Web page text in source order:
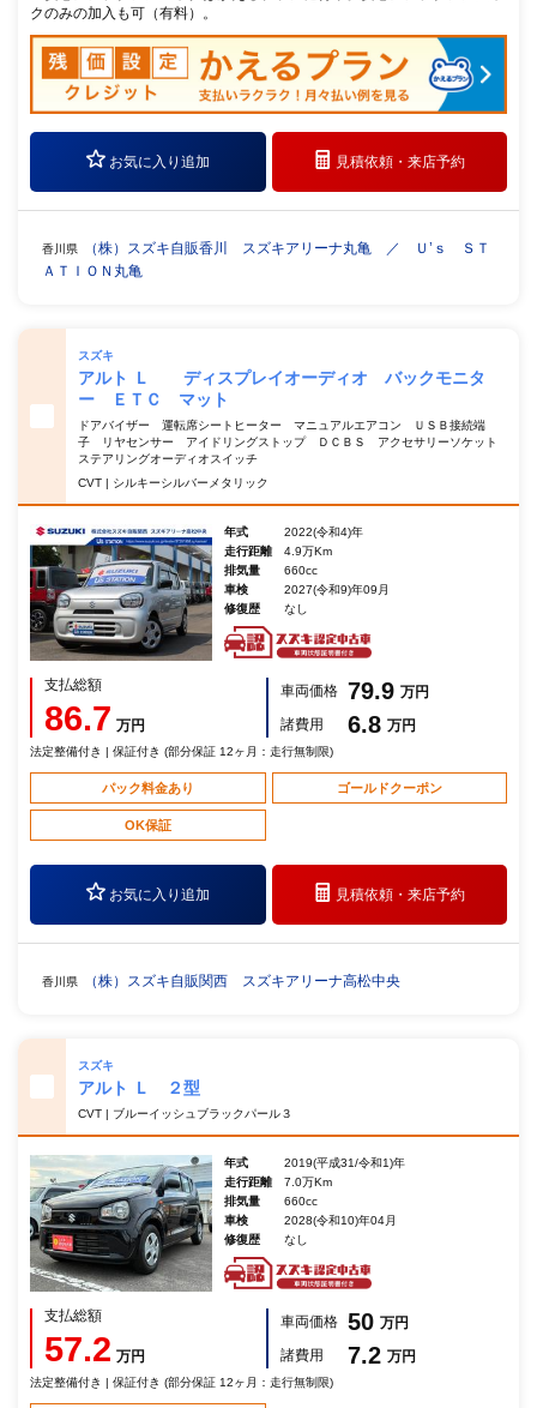
クのみの加入も可（有料）。
お気に入り追加 見積依頼・来店予約
香川県
（株）スズキ自販香川 スズキアリーナ丸亀 ／ Ｕ’ｓ ＳＴ
ＡＴＩＯＮ丸亀
スズキ
アルト Ｌ ディスプレイオーディオ バックモニタ
ー ＥＴＣ マット
ドアバイザー 運転席シートヒーター マニュアルエアコン ＵＳＢ接続端
子 リヤセンサー アイドリングストップ ＤＣＢＳ アクセサリーソケット
ステアリングオーディオスイッチ
CVT | シルキーシルバーメタリック
年式
2022(令和4)年
走行距離
4.9万Km
排気量
660cc
車検
2027(令和9)年09月
修復歴
なし
支払総額
86.7 万円
車両価格 79.9 万円
諸費用
6.8 万円
法定整備付き | 保証付き (部分保証 12ヶ月：走行無制限)
パック料金あり ゴールドクーポン
OK保証
お気に入り追加 見積依頼・来店予約
香川県 （株）スズキ自販関西 スズキアリーナ高松中央
スズキ
アルト Ｌ ２型
CVT | ブルーイッシュブラックパール３
年式
2019(平成31/令和1)年
走行距離
7.0万Km
排気量
660cc
車検
2028(令和10)年04月
修復歴
なし
支払総額
57.2 万円
車両価格 50 万円
諸費用
7.2 万円
法定整備付き | 保証付き (部分保証 12ヶ月：走行無制限)